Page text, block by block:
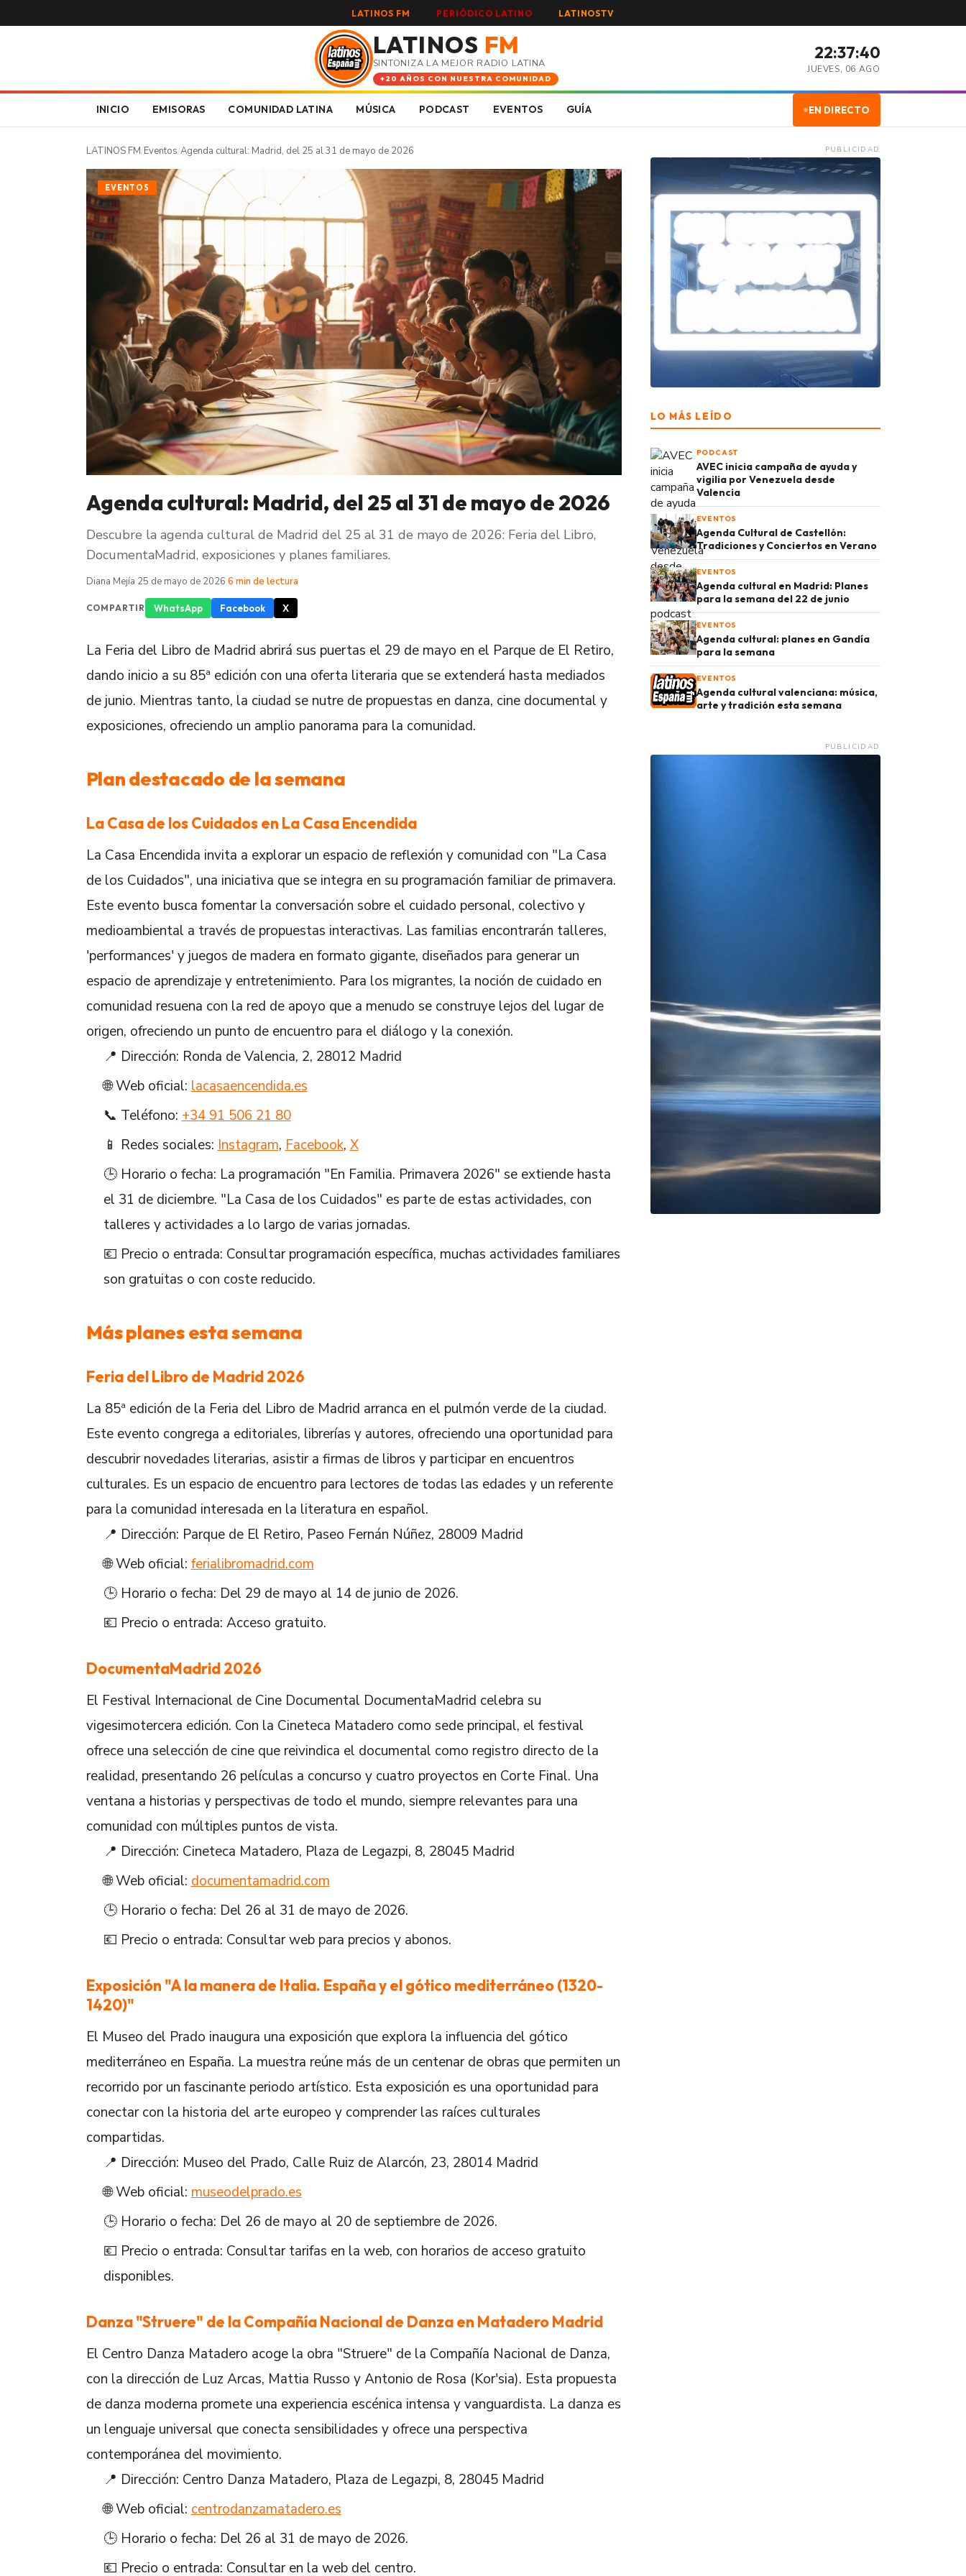
LATINOS FM PERIÓDICO LATINO LATINOSTV
LATINOS FM
SINTONIZA LA MEJOR RADIO LATINA
+20 AÑOS CON NUESTRA COMUNIDAD
22:37:41
JUEVES, 06 AGO
INICIO EMISORAS COMUNIDAD LATINA MÚSICA PODCAST EVENTOS GUÍA EN DIRECTO
LATINOS FM/Eventos/Agenda cultural: Madrid, del 25 al 31 de mayo de 2026
EVENTOS
Agenda cultural: Madrid, del 25 al 31 de mayo de 2026
Descubre la agenda cultural de Madrid del 25 al 31 de mayo de 2026: Feria del Libro,
DocumentaMadrid, exposiciones y planes familiares.
Diana Mejía·25 de mayo de 2026·6 min de lectura
COMPARTIR WhatsApp Facebook X
La Feria del Libro de Madrid abrirá sus puertas el 29 de mayo en el Parque de El Retiro,
dando inicio a su 85ª edición con una oferta literaria que se extenderá hasta mediados
de junio. Mientras tanto, la ciudad se nutre de propuestas en danza, cine documental y
exposiciones, ofreciendo un amplio panorama para la comunidad.
Plan destacado de la semana
La Casa de los Cuidados en La Casa Encendida
La Casa Encendida invita a explorar un espacio de reflexión y comunidad con "La Casa
de los Cuidados", una iniciativa que se integra en su programación familiar de primavera.
Este evento busca fomentar la conversación sobre el cuidado personal, colectivo y
medioambiental a través de propuestas interactivas. Las familias encontrarán talleres,
'performances' y juegos de madera en formato gigante, diseñados para generar un
espacio de aprendizaje y entretenimiento. Para los migrantes, la noción de cuidado en
comunidad resuena con la red de apoyo que a menudo se construye lejos del lugar de
origen, ofreciendo un punto de encuentro para el diálogo y la conexión.
📍 Dirección: Ronda de Valencia, 2, 28012 Madrid
🌐 Web oficial: lacasaencendida.es
📞 Teléfono: +34 91 506 21 80
📱 Redes sociales: Instagram, Facebook, X
🕒 Horario o fecha: La programación "En Familia. Primavera 2026" se extiende hasta
el 31 de diciembre. "La Casa de los Cuidados" es parte de estas actividades, con
talleres y actividades a lo largo de varias jornadas.
💶 Precio o entrada: Consultar programación específica, muchas actividades familiares
son gratuitas o con coste reducido.
Más planes esta semana
Feria del Libro de Madrid 2026
La 85ª edición de la Feria del Libro de Madrid arranca en el pulmón verde de la ciudad.
Este evento congrega a editoriales, librerías y autores, ofreciendo una oportunidad para
descubrir novedades literarias, asistir a firmas de libros y participar en encuentros
culturales. Es un espacio de encuentro para lectores de todas las edades y un referente
para la comunidad interesada en la literatura en español.
📍 Dirección: Parque de El Retiro, Paseo Fernán Núñez, 28009 Madrid
🌐 Web oficial: ferialibromadrid.com
🕒 Horario o fecha: Del 29 de mayo al 14 de junio de 2026.
💶 Precio o entrada: Acceso gratuito.
DocumentaMadrid 2026
El Festival Internacional de Cine Documental DocumentaMadrid celebra su
vigesimotercera edición. Con la Cineteca Matadero como sede principal, el festival
ofrece una selección de cine que reivindica el documental como registro directo de la
realidad, presentando 26 películas a concurso y cuatro proyectos en Corte Final. Una
ventana a historias y perspectivas de todo el mundo, siempre relevantes para una
comunidad con múltiples puntos de vista.
📍 Dirección: Cineteca Matadero, Plaza de Legazpi, 8, 28045 Madrid
🌐 Web oficial: documentamadrid.com
🕒 Horario o fecha: Del 26 al 31 de mayo de 2026.
💶 Precio o entrada: Consultar web para precios y abonos.
Exposición "A la manera de Italia. España y el gótico mediterráneo (1320-
1420)"
El Museo del Prado inaugura una exposición que explora la influencia del gótico
mediterráneo en España. La muestra reúne más de un centenar de obras que permiten un
recorrido por un fascinante periodo artístico. Esta exposición es una oportunidad para
conectar con la historia del arte europeo y comprender las raíces culturales
compartidas.
📍 Dirección: Museo del Prado, Calle Ruiz de Alarcón, 23, 28014 Madrid
🌐 Web oficial: museodelprado.es
🕒 Horario o fecha: Del 26 de mayo al 20 de septiembre de 2026.
💶 Precio o entrada: Consultar tarifas en la web, con horarios de acceso gratuito
disponibles.
Danza "Struere" de la Compañía Nacional de Danza en Matadero Madrid
El Centro Danza Matadero acoge la obra "Struere" de la Compañía Nacional de Danza,
con la dirección de Luz Arcas, Mattia Russo y Antonio de Rosa (Kor'sia). Esta propuesta
de danza moderna promete una experiencia escénica intensa y vanguardista. La danza es
un lenguaje universal que conecta sensibilidades y ofrece una perspectiva
contemporánea del movimiento.
📍 Dirección: Centro Danza Matadero, Plaza de Legazpi, 8, 28045 Madrid
🌐 Web oficial: centrodanzamatadero.es
🕒 Horario o fecha: Del 26 al 31 de mayo de 2026.
💶 Precio o entrada: Consultar en la web del centro.
PUBLICIDAD
LO MÁS LEÍDO
PODCAST
AVEC inicia campaña de ayuda y
vigilia por Venezuela desde
Valencia
EVENTOS
Agenda Cultural de Castellón:
Tradiciones y Conciertos en Verano
EVENTOS
Agenda cultural en Madrid: Planes
para la semana del 22 de junio
EVENTOS
Agenda cultural: planes en Gandía
para la semana
EVENTOS
Agenda cultural valenciana: música,
arte y tradición esta semana
PUBLICIDAD